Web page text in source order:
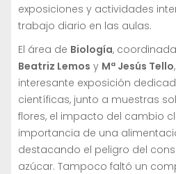
exposiciones y actividades
trabajo diario en las aulas.
El área de Biología,
Beatriz Lemos y Mª Jesús Tello
interesante exposición
científicas, junto a muestras
flores, el impacto del cambio
importancia de una
destacando el peligro del
azúcar. Tampoco faltó un